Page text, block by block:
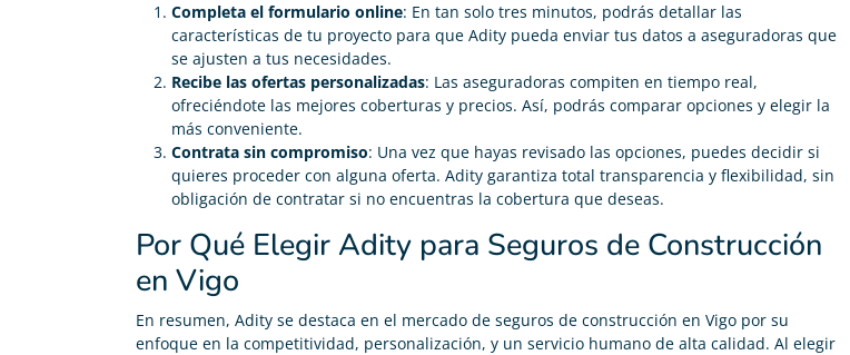
Completa el formulario online: En tan solo tres minutos, podrás detallar las
características de tu proyecto para que Adity pueda enviar tus datos a aseguradoras que
se ajusten a tus necesidades.
Recibe las ofertas personalizadas: Las aseguradoras compiten en tiempo real,
ofreciéndote las mejores coberturas y precios. Así, podrás comparar opciones y elegir la
más conveniente.
Contrata sin compromiso: Una vez que hayas revisado las opciones, puedes decidir si
quieres proceder con alguna oferta. Adity garantiza total transparencia y flexibilidad, sin
obligación de contratar si no encuentras la cobertura que deseas.
Por Qué Elegir Adity para Seguros de Construcción
en Vigo
En resumen, Adity se destaca en el mercado de seguros de construcción en Vigo por su
enfoque en la competitividad, personalización, y un servicio humano de alta calidad. Al elegir